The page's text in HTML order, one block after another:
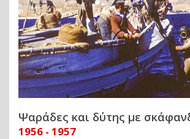
Ψαράδες και δύτης με
1956 - 1957